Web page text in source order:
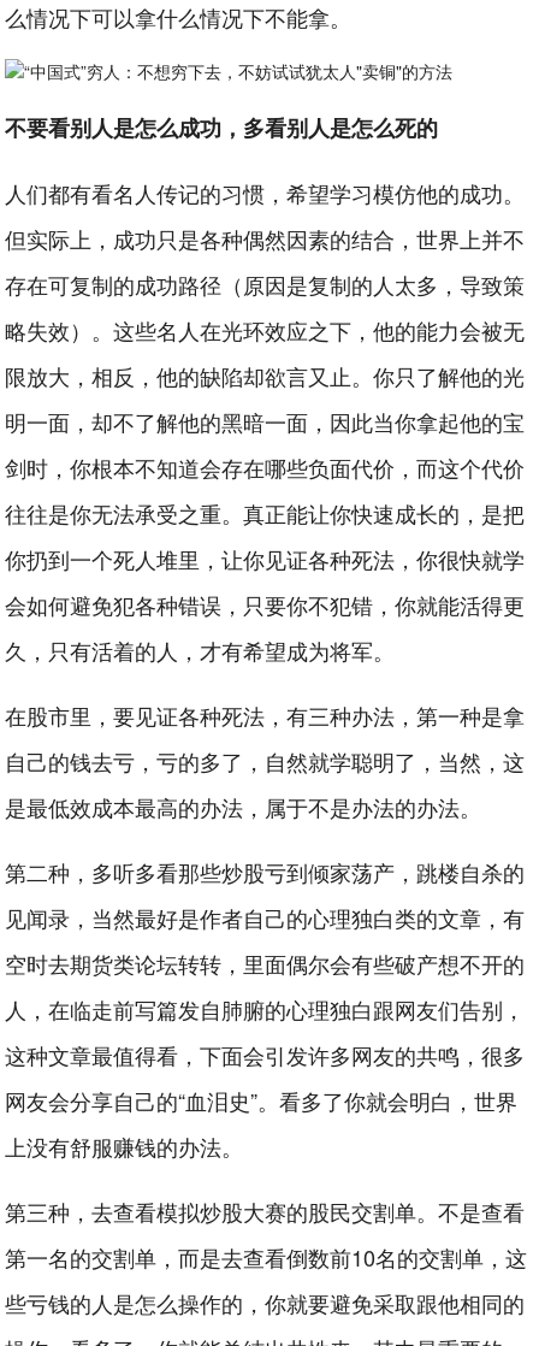
么情况下可以拿什么情况下不能拿。
不要看别人是怎么成功，多看别人是怎么死的
人们都有看名人传记的习惯，希望学习模仿他的成功。
但实际上，成功只是各种偶然因素的结合，世界上并不
存在可复制的成功路径（原因是复制的人太多，导致策
略失效）。这些名人在光环效应之下，他的能力会被无
限放大，相反，他的缺陷却欲言又止。你只了解他的光
明一面，却不了解他的黑暗一面，因此当你拿起他的宝
剑时，你根本不知道会存在哪些负面代价，而这个代价
往往是你无法承受之重。真正能让你快速成长的，是把
你扔到一个死人堆里，让你见证各种死法，你很快就学
会如何避免犯各种错误，只要你不犯错，你就能活得更
久，只有活着的人，才有希望成为将军。
在股市里，要见证各种死法，有三种办法，第一种是拿
自己的钱去亏，亏的多了，自然就学聪明了，当然，这
是最低效成本最高的办法，属于不是办法的办法。
第二种，多听多看那些炒股亏到倾家荡产，跳楼自杀的
见闻录，当然最好是作者自己的心理独白类的文章，有
空时去期货类论坛转转，里面偶尔会有些破产想不开的
人，在临走前写篇发自肺腑的心理独白跟网友们告别，
这种文章最值得看，下面会引发许多网友的共鸣，很多
网友会分享自己的“血泪史”。看多了你就会明白，世界
上没有舒服赚钱的办法。
第三种，去查看模拟炒股大赛的股民交割单。不是查看
第一名的交割单，而是去查看倒数前10名的交割单，这
些亏钱的人是怎么操作的，你就要避免采取跟他相同的